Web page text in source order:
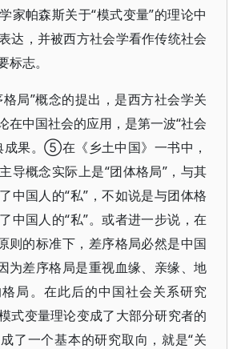
家帕森斯关于“模式变量”的理论中
达，并被西方社会学看作传统社会
志。
格局”概念的提出，是西方社会学关
在中国社会的应用，是第一波“社会
成果。⑤在《乡土中国》一书中，
导概念实际上是“团体格局”，与其
中国人的“私”，不如说是与团体格
中国人的“私”。或者进一步说，在
则的标准下，差序格局必然是中国
为差序格局是重视血缘、亲缘、地
局。在此后的中国社会关系研究
式变量理论变成了大部分研究者的
了一个基本的研究取向，就是“关